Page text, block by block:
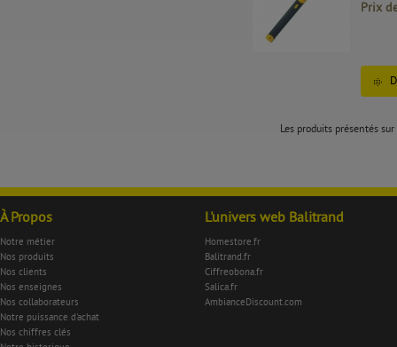
Prix
Les produits présentés
À Propos
Notre métier
Nos produits
Nos clients
Nos enseignes
Nos collaborateurs
Notre puissance d'achat
Nos chiffres clés
L'univers web Balitrand
Homestore.fr
Balitrand.fr
Ciffreobona.fr
Salica.fr
AmbianceDiscount.com